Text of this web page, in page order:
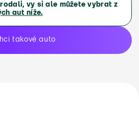
vy si ale můžete vybrat z
aut níže.
takové auto